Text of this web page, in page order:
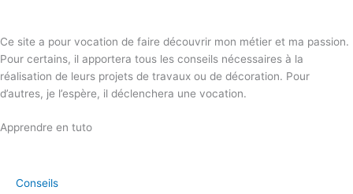
Ce site a pour vocation de faire découvrir mon métier et ma passion.
Pour certains, il apportera tous les conseils nécessaires à la
réalisation de leurs projets de travaux ou de décoration. Pour
d’autres, je l’espère, il déclenchera une vocation.
Apprendre en tuto
Conseils